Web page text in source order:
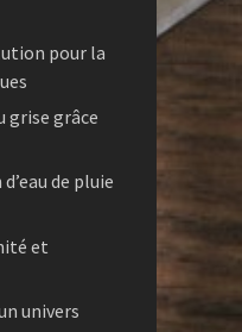
pour la
grise grâce
de pluie
et
univers